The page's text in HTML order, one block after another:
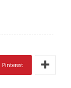
Pinterest